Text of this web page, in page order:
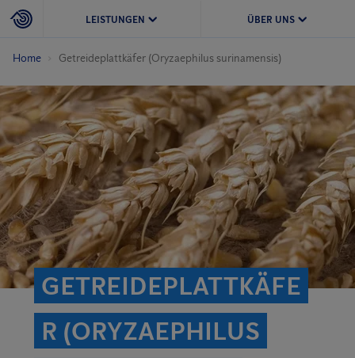
LEISTUNGEN ÜBER UNS
Home Getreideplattkäfer (Oryzaephilus surinamensis)
GETREIDEPLATTKÄFE
R (ORYZAEPHILUS